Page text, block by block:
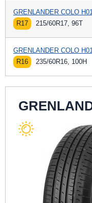
GRENLANDER COLO
R17
215/60R17, 96T
GRENLANDER COLO
R16
235/60R16, 100H